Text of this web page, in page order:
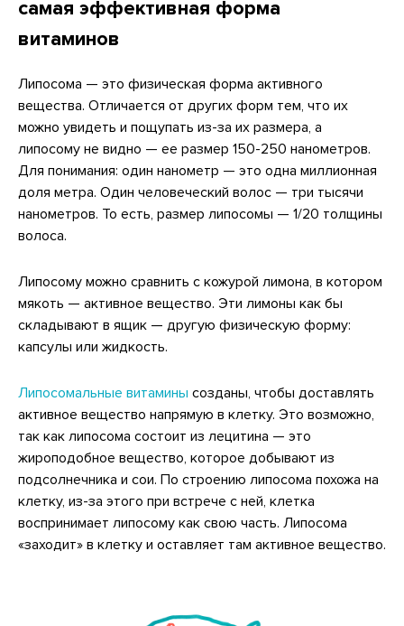
самая эффективная форма
витаминов
Липосома — это физическая форма активного
вещества. Отличается от других форм тем, что их
можно увидеть и пощупать из-за их размера, а
липосому не видно — ее размер 150-250 нанометров.
Для понимания: один нанометр — это одна миллионная
доля метра. Один человеческий волос — три тысячи
нанометров. То есть, размер липосомы — 1/20 толщины
волоса.
Липосому можно сравнить с кожурой лимона, в котором
мякоть — активное вещество. Эти лимоны как бы
складывают в ящик — другую физическую форму:
капсулы или жидкость.
Липосомальные витамины созданы, чтобы доставлять
активное вещество напрямую в клетку. Это возможно,
так как липосома состоит из лецитина — это
жироподобное вещество, которое добывают из
подсолнечника и сои. По строению липосома похожа на
клетку, из-за этого при встрече с ней, клетка
воспринимает липосому как свою часть. Липосома
«заходит» в клетку и оставляет там активное вещество.